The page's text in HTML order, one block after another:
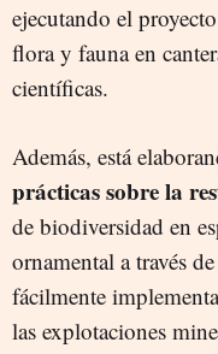
ejecutando el
flora y fauna en
científicas.
Además, está
prácticas sobre la
de biodiversidad en
ornamental a través
fácilmente
las explotaciones